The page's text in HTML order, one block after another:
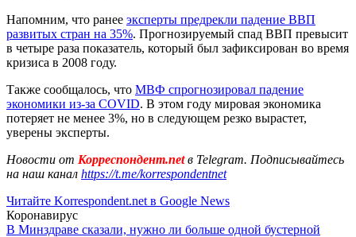
Напомним, что ранее эксперты предрекли падение ВВП
развитых стран на 35%. Прогнозируемый спад ВВП превысит
в четыре раза показатель, который был зафиксирован во время
кризиса в 2008 году.
Также сообщалось, что МВФ спрогнозировал падение
экономики из-за COVID. В этом году мировая экономика
потеряет не менее 3%, но в следующем резко вырастет,
уверены эксперты.
Новости от Корреспондент.netв Telegram. Подписывайтесь
на наш канал https://t.me/korrespondentnet
Читайте Korrespondent.net в Google News
Коронавирус
В Минздраве сказали, нужно ли больше одной бустерной